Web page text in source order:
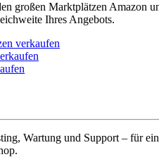
großen Marktplätzen Amazon
Ihres Angebots.
verkaufen
Wartung und Support – für